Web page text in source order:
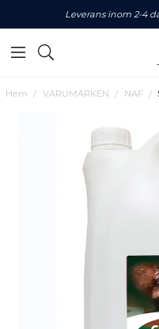
Leverans inom 2-4
Hem VARUMÄRKEN NAF